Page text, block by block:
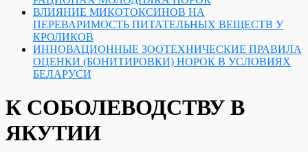
ВЛИЯНИЕ МИКОТОКСИНОВ НА
ПЕРЕВАРИМОСТЬ ПИТАТЕЛЬНЫХ ВЕЩЕСТВ У
КРОЛИКОВ
ИННОВАЦИОННЫЕ ЗООТЕХНИЧЕСКИЕ ПРАВИЛА
ОЦЕНКИ (БОНИТИРОВКИ) НОРОК В УСЛОВИЯХ
БЕЛАРУСИ
К СОБОЛЕВОДСТВУ В
ЯКУТИИ